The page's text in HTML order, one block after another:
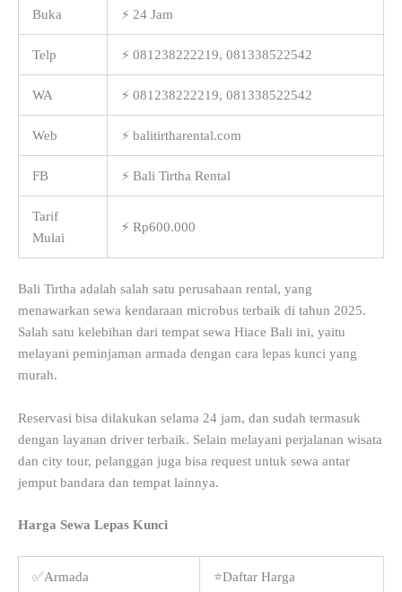
Buka ⚡ 24 Jam
Telp ⚡ 081238222219, 081338522542
WA ⚡ 081238222219, 081338522542
Web ⚡ balitirtharental.com
FB ⚡ Bali Tirtha Rental
Tarif
Mulai
⚡ Rp600.000
Bali Tirtha adalah salah satu perusahaan rental, yang
menawarkan sewa kendaraan microbus terbaik di tahun 2025.
Salah satu kelebihan dari tempat sewa Hiace Bali ini, yaitu
melayani peminjaman armada dengan cara lepas kunci yang
murah.
Reservasi bisa dilakukan selama 24 jam, dan sudah termasuk
dengan layanan driver terbaik. Selain melayani perjalanan wisata
dan city tour, pelanggan juga bisa request untuk sewa antar
jemput bandara dan tempat lainnya.
Harga Sewa Lepas Kunci
✅Armada ⭐Daftar Harga